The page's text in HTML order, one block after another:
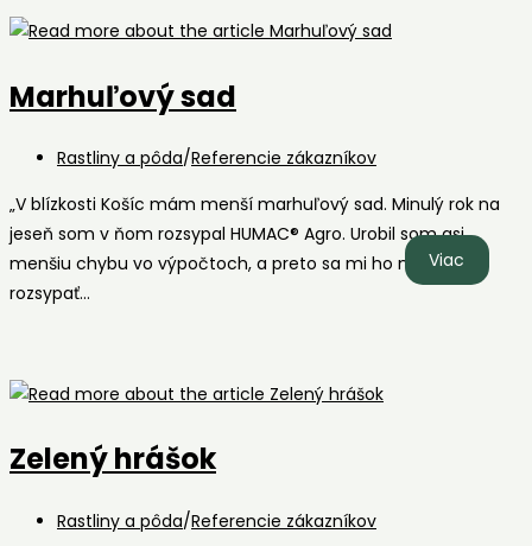
Marhuľový sad
Post
Rastliny a pôda/Referencie zákazníkov
„V blízkosti Košíc mám menší marhuľový sad. Minulý rok na
jeseň som v ňom rozsypal HUMAC® Agro. Urobil som asi
menšiu chybu vo výpočtoch, a preto sa mi ho nepodarilo
rozsypať…
Viac
sad
Zelený hrášok
Post
Rastliny a pôda/Referencie zákazníkov